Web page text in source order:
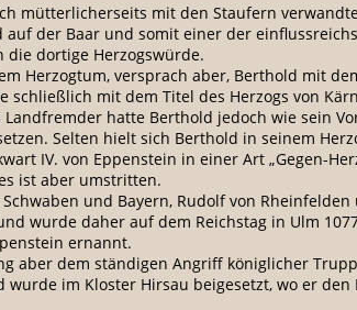
mütterlicherseits mit den Staufern
der Baar und somit einer der
die dortige Herzogswürde.
Herzogtum, versprach aber, Berthold mit
mit dem Titel des Herzogs von
hatte Berthold jedoch wie sein
Selten hielt sich Berthold in seinem
IV. von Eppenstein in einer Art „Gegen-
ist aber umstritten.
und Bayern, Rudolf von Rheinfelden
wurde daher auf dem Reichstag in Ulm
ernannt.
aber dem ständigen Angriff königlicher
im Kloster Hirsau beigesetzt, wo er